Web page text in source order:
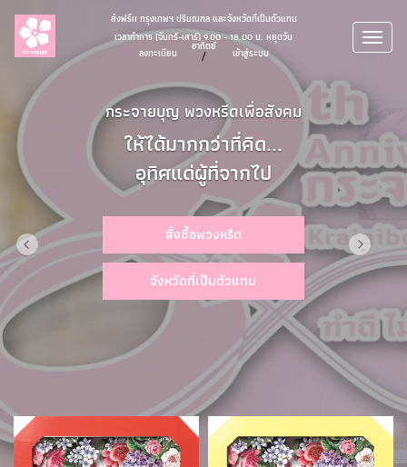
ส่งฟรี!! กรุงเทพฯ ปริมณฑล และจังหวัดที่เป็นตัวแทน
เวลาทำการ (จันทร์-เสาร์) 9.00 - 18.00 น. หยุดวัน
อาทิตย์
ลงทะเบียน / เข้าสู่ระบบ
กระจายบุญ พวงหรีดเพื่อสังคม
ให้ได้มากกว่าที่คิด...
อุทิศแด่ผู้ที่จากไป
สั่งซื้อพวงหรีด
จังหวัดที่เป็นตัวแทน